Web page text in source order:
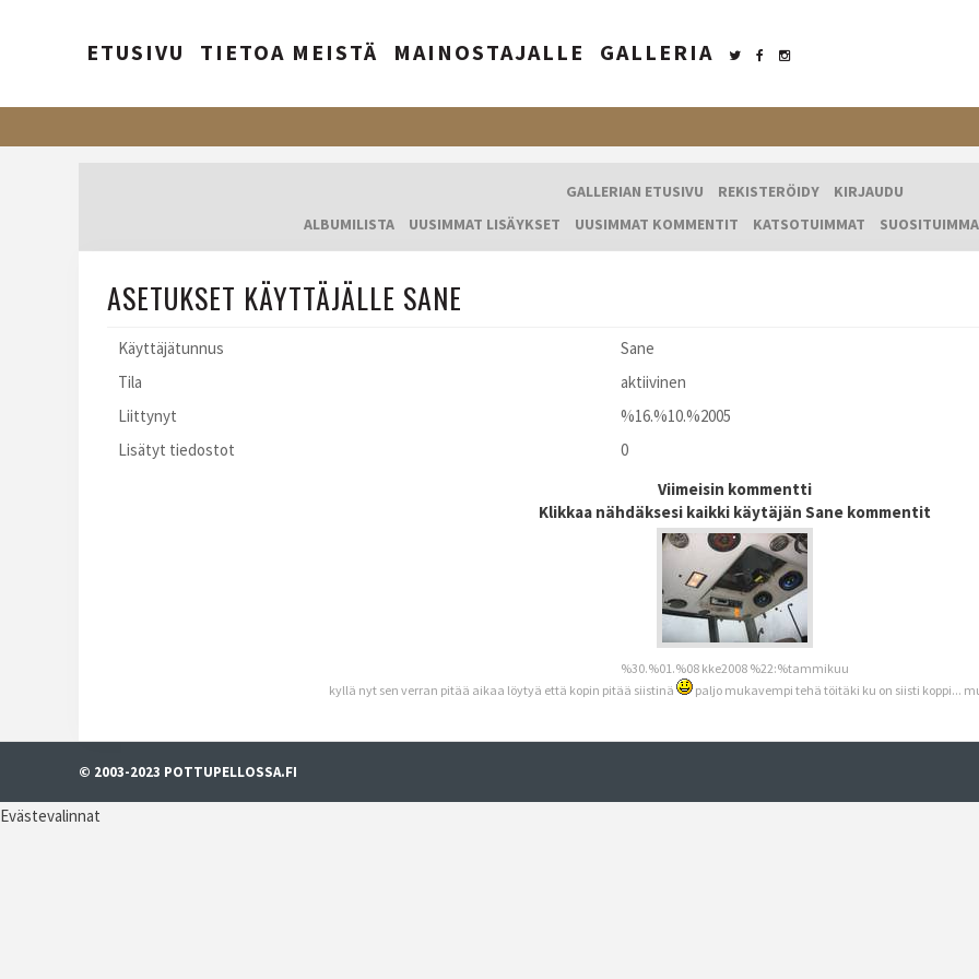
ETUSIVU TIETOA MEISTÄ MAINOSTAJALLE GALLERIA
GALLERIAN ETUSIVU REKISTERÖIDY
KIRJAUDU
ALBUMILISTA
UUSIMMAT LISÄYKSET UUSIMMAT KOMMENTIT KATSOTUIMMAT
ASETUKSET KÄYTTÄJÄLLE SANE
Käyttäjätunnus
Sane
Tila
aktiivinen
Liittynyt
%16.%10.%2005
Lisätyt tiedostot
0
Viimeisin kommentti
Klikkaa nähdäksesi kaikki käytäjän Sane kommentit
%30.%01.%08 kke2008 %22:%tammikuu
kyllä nyt sen verran pitää aikaa löytyä että kopin pitää siistinä
paljo mukavempi tehä töitäki ku on siisti koppi...
© 2003-2023 POTTUPELLOSSA.FI
Evästevalinnat